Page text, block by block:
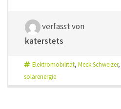
verfasst von
katerstets
Elektromobilität, Meck-Schweizer,
solarenergie